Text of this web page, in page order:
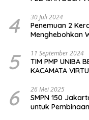
4 30 Juli 2024
Penemuan 2
Menghebohkan
5 11 September 2024
TIM PMP UNIBA
KACAMATA
6 26 Mei 2025
SMPN 150
untuk